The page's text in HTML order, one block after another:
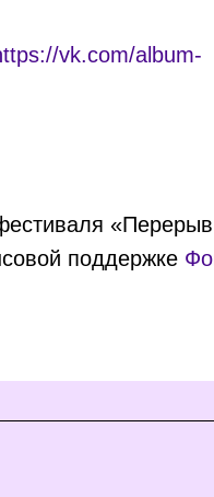
vk.com/album-
поддержке